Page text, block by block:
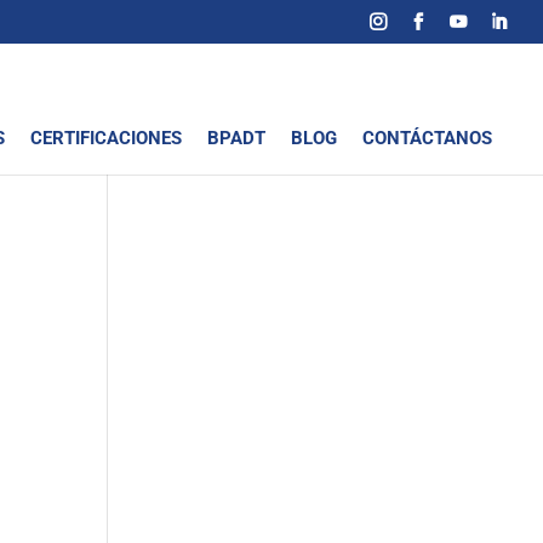
CERTIFICACIONES BPADT BLOG CONTÁCTANOS